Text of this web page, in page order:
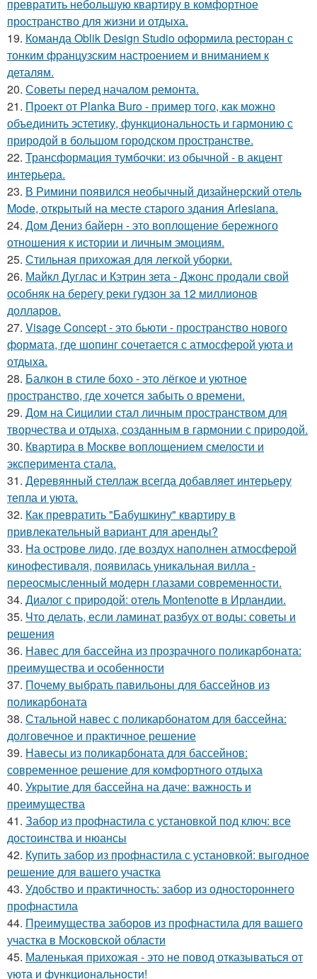
превратить небольшую квартиру в комфортное
пространство для жизни и отдыха.
19. Команда Oblik Design Studio оформила ресторан с
тонким французским настроением и вниманием к
деталям.
20. Советы перед началом ремонта.
21. Проект от Planka Buro - пример того, как можно
объединить эстетику, функциональность и гармонию с
природой в большом городском пространстве.
22. Трансформация тумбочки: из обычной - в акцент
интерьера.
23. В Римини появился необычный дизайнерский отель
Mode, открытый на месте старого здания Arlesiana.
24. Дом Дениз байерн - это воплощение бережного
отношения к истории и личным эмоциям.
25. Стильная прихожая для легкой уборки.
26. Майкл Дуглас и Кэтрин зета - Джонс продали свой
особняк на берегу реки гудзон за 12 миллионов
долларов.
27. Visage Concept - это бьюти - пространство нового
формата, где шопинг сочетается с атмосферой уюта и
отдыха.
28. Балкон в стиле бохо - это лёгкое и уютное
пространство, где хочется забыть о времени.
29. Дом на Сицилии стал личным пространством для
творчества и отдыха, созданным в гармонии с природой.
30. Квартира в Москве воплощением смелости и
эксперимента стала.
31. Деревянный стеллаж всегда добавляет интерьеру
тепла и уюта.
32. Как превратить "Бабушкину" квартиру в
привлекательный вариант для аренды?
33. На острове лидо, где воздух наполнен атмосферой
кинофестиваля, появилась уникальная вилла -
переосмысленный модерн глазами современности.
34. Диалог с природой: отель Montenotte в Ирландии.
35. Что делать, если ламинат разбух от воды: советы и
решения
36. Навес для бассейна из прозрачного поликарбоната:
преимущества и особенности
37. Почему выбрать павильоны для бассейнов из
поликарбоната
38. Стальной навес с поликарбонатом для бассейна:
долговечное и практичное решение
39. Навесы из поликарбоната для бассейнов:
современное решение для комфортного отдыха
40. Укрытие для бассейна на даче: важность и
преимущества
41. Забор из профнастила с установкой под ключ: все
достоинства и нюансы
42. Купить забор из профнастила с установкой: выгодное
решение для вашего участка
43. Удобство и практичность: забор из одностороннего
профнастила
44. Преимущества заборов из профнастила для вашего
участка в Московской области
45. Маленькая прихожая - это не повод отказываться от
уюта и функциональности!